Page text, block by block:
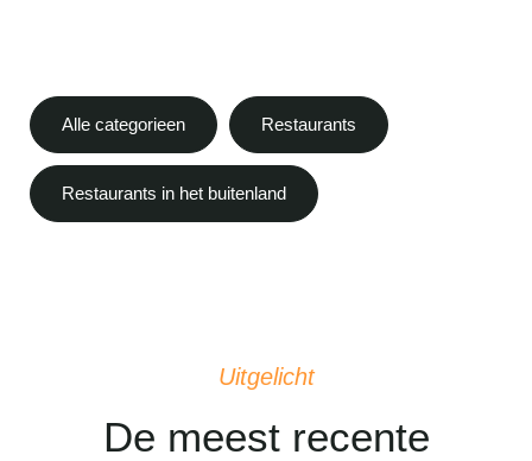
Alle categorieen Restaurants
Restaurants in het buitenland
Uitgelicht
De meest recente